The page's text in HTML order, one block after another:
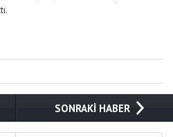
SONRAKİ HABER